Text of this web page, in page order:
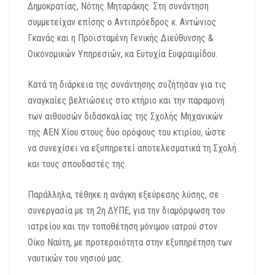
Δημοκρατίας, Νότης Μηταράκης. Στη συνάντηση
συμμετείχαν επίσης ο Αντιπρόεδρος κ. Αντώνιος
Γκανάς και η Προϊσταμένη Γενικής Διεύθυνσης &
Οικονομικών Υπηρεσιών, κα Ευτυχία Ευφραιμίδου.
Κατά τη διάρκεια της συνάντησης συζήτησαν για τις
αναγκαίες βελτιώσεις στο κτήριο και την παραμονή
των αιθουσών διδασκαλίας της Σχολής Μηχανικών
της ΑΕΝ Χίου στους δύο ορόφους του κτιρίου, ώστε
να συνεχίσει να εξυπηρετεί αποτελεσματικά τη Σχολή
και τους σπουδαστές της.
Παράλληλα, τέθηκε η ανάγκη εξεύρεσης λύσης, σε
συνεργασία με τη 2η ΔΥΠΕ, για την διαμόρφωση του
ιατρείου και την τοποθέτηση μόνιμου ιατρού στον
Οίκο Ναύτη, με προτεραιότητα στην εξυπηρέτηση των
ναυτικών του νησιού μας.